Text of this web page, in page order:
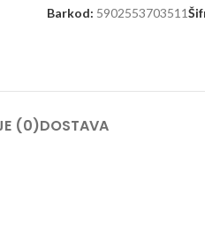
Barkod: 5902553703511
(0)DOSTAVA